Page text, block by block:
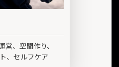
営、空間作り、
、セルフケア